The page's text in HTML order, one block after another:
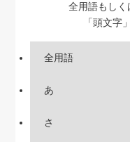
全用語もし
「頭文字
全用語
あ
さ